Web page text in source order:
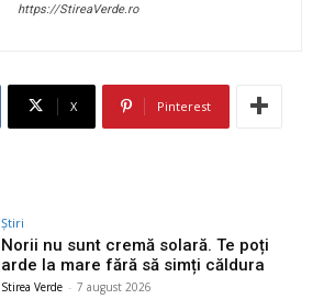
https://StireaVerde.ro
X Pinterest
Știri
Norii nu sunt cremă solară. Te poți
arde la mare fără să simți căldura
Stirea Verde - 7 august 2026